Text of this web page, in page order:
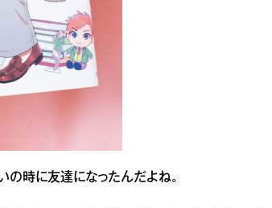
時に友達になったんだよね。